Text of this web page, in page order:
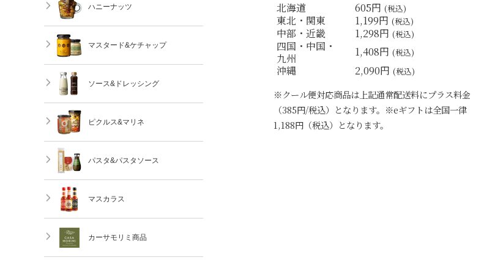
北海道 605円 (税込)
東北・関東 1,199円 (税込)
中部・近畿 1,298円 (税込)
四国・中国・
九州
1,408円 (税込)
沖縄 2,090円 (税込)
※クール便対応商品は上記通常配送料にプラス料金
（385円/税込）となります。※eギフトは全国一律
1,188円（税込）となります。
ハニーナッツ
マスタード&ケチャップ
ソース&ドレッシング
ピクルス&マリネ
パスタ&パスタソース
マスカラス
カーサモリミ商品